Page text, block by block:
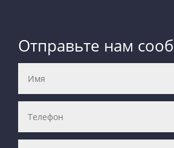
Отправьте нам